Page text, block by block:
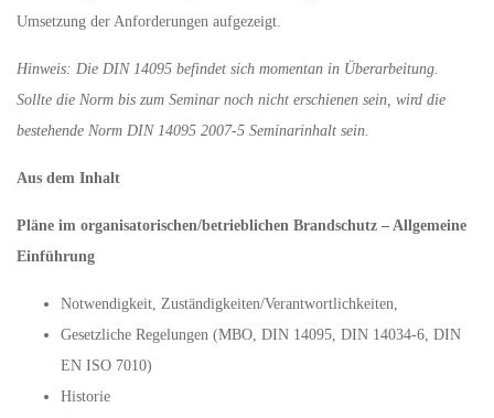
Umsetzung der Anforderungen aufgezeigt.
Hinweis: Die DIN 14095 befindet sich momentan in Überarbeitung.
Sollte die Norm bis zum Seminar noch nicht erschienen sein, wird die
bestehende Norm DIN 14095 2007-5 Seminarinhalt sein.
Aus dem Inhalt
Pläne im organisatorischen/betrieblichen Brandschutz – Allgemeine
Einführung
Notwendigkeit, Zuständigkeiten/Verantwortlichkeiten,
Gesetzliche Regelungen (MBO, DIN 14095, DIN 14034-6, DIN
EN ISO 7010)
Historie